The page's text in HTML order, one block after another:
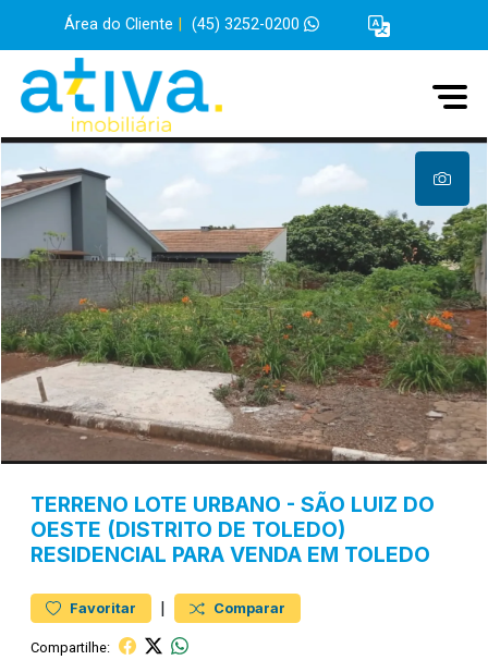
Área do Cliente (45) 3252-0200
TERRENO LOTE URBANO - SÃO LUIZ DO
OESTE (DISTRITO DE TOLEDO)
RESIDENCIAL PARA VENDA EM TOLEDO
Favoritar | Comparar
Compartilhe: